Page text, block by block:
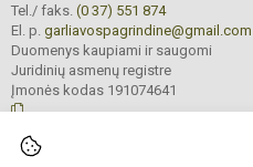
Tel./ faks. (0 37) 551 874
El. p. garliavospagrindine@gmail.com
Duomenys kaupiami ir saugomi
Juridinių asmenų registre
Įmonės kodas 191074641